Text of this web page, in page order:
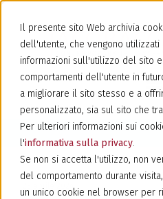
Il presente sito Web archivia
dell'utente, che vengono
informazioni sull'utilizzo del sito
comportamenti dell'utente in
a migliorare il sito stesso e a
personalizzato, sia sul sito che
Per ulteriori informazioni sui
l'informativa sulla privacy.
Se non si accetta l'utilizzo, non
del comportamento durante
un unico cookie nel browser per